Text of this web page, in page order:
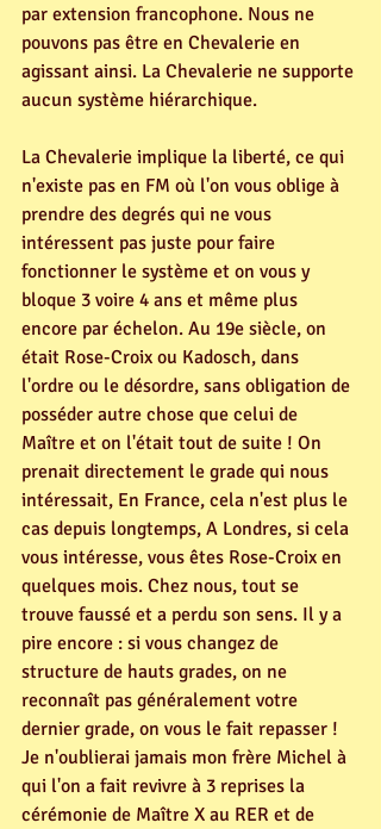
par extension francophone. Nous ne
pouvons pas être en Chevalerie en
agissant ainsi. La Chevalerie ne supporte
aucun système hiérarchique.
La Chevalerie implique la liberté, ce qui
n'existe pas en FM où l'on vous oblige à
prendre des degrés qui ne vous
intéressent pas juste pour faire
fonctionner le système et on vous y
bloque 3 voire 4 ans et même plus
encore par échelon. Au 19e siècle, on
était Rose-Croix ou Kadosch, dans
l'ordre ou le désordre, sans obligation de
posséder autre chose que celui de
Maître et on l'était tout de suite ! On
prenait directement le grade qui nous
intéressait, En France, cela n'est plus le
cas depuis longtemps, A Londres, si cela
vous intéresse, vous êtes Rose-Croix en
quelques mois. Chez nous, tout se
trouve faussé et a perdu son sens. Il y a
pire encore : si vous changez de
structure de hauts grades, on ne
reconnaît pas généralement votre
dernier grade, on vous le fait repasser !
Je n'oublierai jamais mon frère Michel à
qui l'on a fait revivre à 3 reprises la
cérémonie de Maître X au RER et de